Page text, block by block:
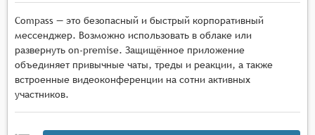
Compass — это безопасный и быстрый корпоративный
мессенджер. Возможно использовать в облаке или
развернуть on-premise. Защищённое приложение
объединяет привычные чаты, треды и реакции, а также
встроенные видеоконференции на сотни активных
участников.